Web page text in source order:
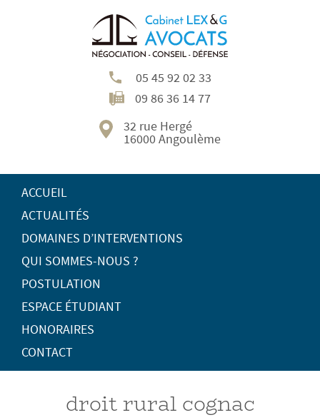
05 45 92 02 33
09 86 36 14 77
32 rue Hergé
16000 Angoulème
ACCUEIL
ACTUALITÉS
DOMAINES D’INTERVENTIONS
QUI SOMMES-NOUS ?
POSTULATION
ESPACE ÉTUDIANT
HONORAIRES
CONTACT
droit rural cognac